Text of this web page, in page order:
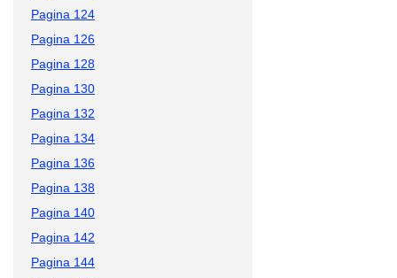
Pagina 124
Pagina 126
Pagina 128
Pagina 130
Pagina 132
Pagina 134
Pagina 136
Pagina 138
Pagina 140
Pagina 142
Pagina 144